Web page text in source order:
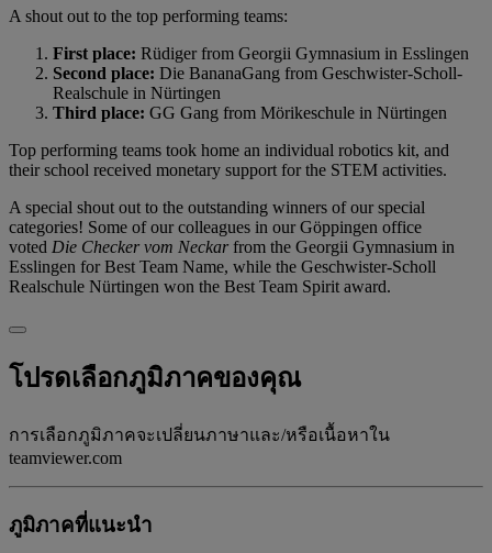
A shout out to the top performing teams:
First place: Rüdiger from Georgii Gymnasium in Esslingen
Second place: Die BananaGang from Geschwister-Scholl-
Realschule in Nürtingen
Third place: GG Gang from Mörikeschule in Nürtingen
Top performing teams took home an individual robotics kit, and
their school received monetary support for the STEM activities.
A special shout out to the outstanding winners of our special
categories! Some of our colleagues in our Göppingen office
voted Die Checker vom Neckarfrom the Georgii Gymnasium in
Esslingen for Best Team Name, while the Geschwister-Scholl
Realschule Nürtingen won the Best Team Spirit award.
โปรดเลือกภูมิภาคของคุณ
การเลือกภูมิภาคจะเปลี่ยนภาษาและ/หรือเนื้อหาใน
teamviewer.com
ภูมิภาคที่แนะนํา